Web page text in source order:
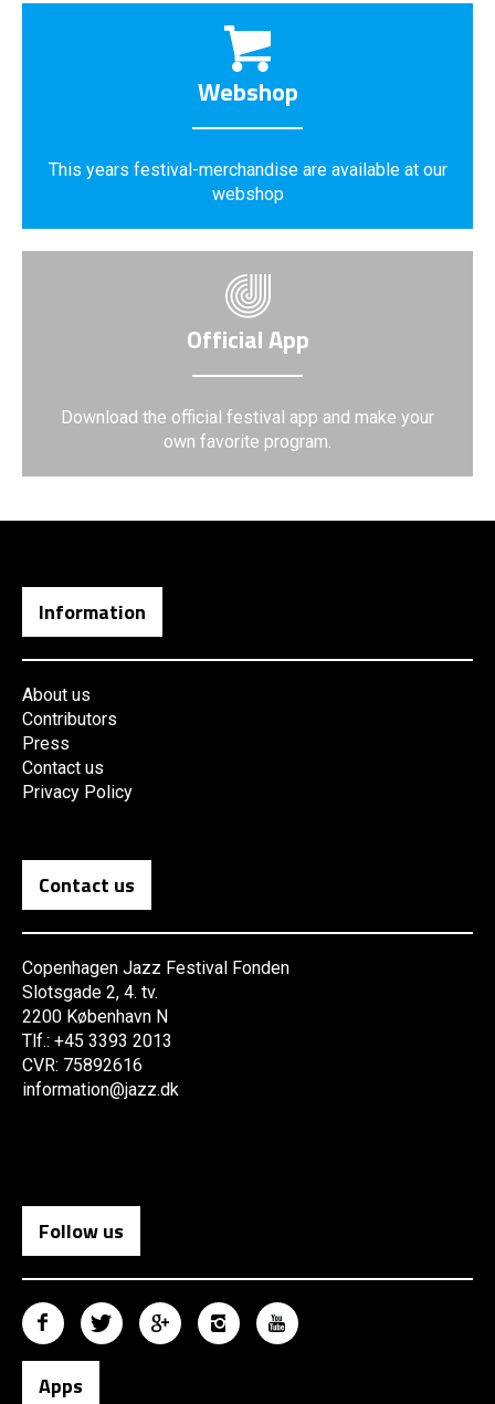
Webshop
This years festival-merchandise are available at our
webshop
Official App
Download the official festival app and make your
own favorite program.
Information
About us
Contributors
Press
Contact us
Privacy Policy
Contact us
Copenhagen Jazz Festival Fonden
Slotsgade 2, 4. tv.
2200 København N
Tlf.: +45 3393 2013
CVR: 75892616
information@jazz.dk
Follow us
Apps